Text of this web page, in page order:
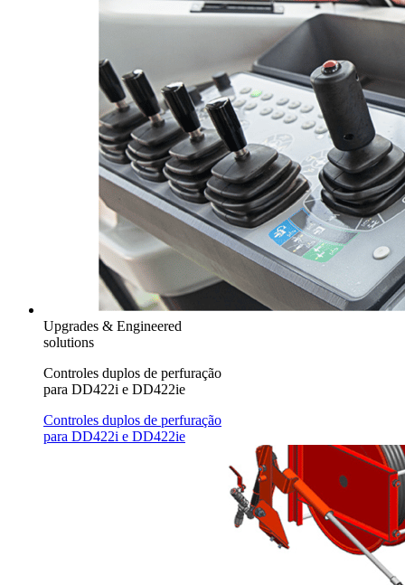
Upgrades & Engineered
solutions
Controles duplos de perfuração
para DD422i e DD422ie
Controles duplos de perfuração
para DD422i e DD422ie